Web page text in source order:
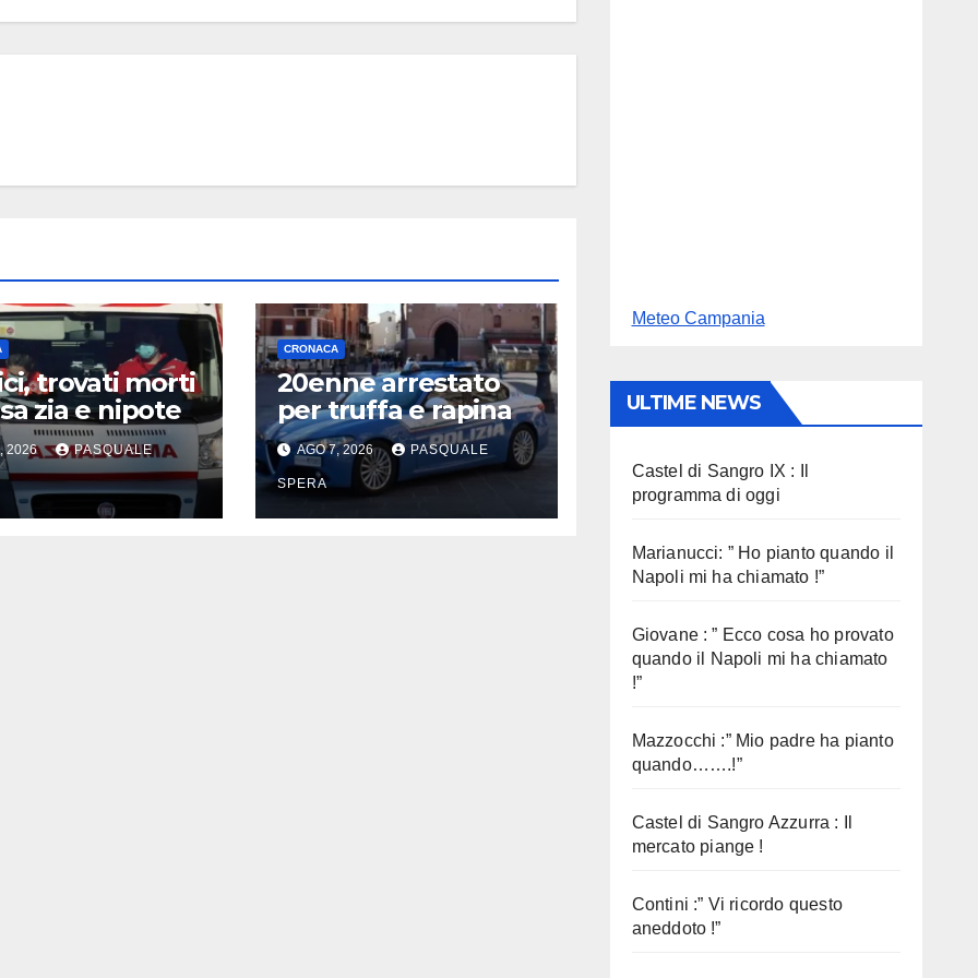
trovati morti
zia e nipote
2026 PASQUALE
CRONACA
20enne arrestato
per truffa e rapina
AGO 7, 2026 PASQUALE
SPERA
Meteo Campania
ULTIME NEWS
Castel di Sangro IX : Il
programma di oggi
Marianucci: ” Ho pianto quando il
Napoli mi ha chiamato !”
Giovane : ” Ecco cosa ho provato
quando il Napoli mi ha chiamato
!”
Mazzocchi :” Mio padre ha pianto
quando…….!”
Castel di Sangro Azzurra : Il
mercato piange !
Contini :” Vi ricordo questo
aneddoto !”